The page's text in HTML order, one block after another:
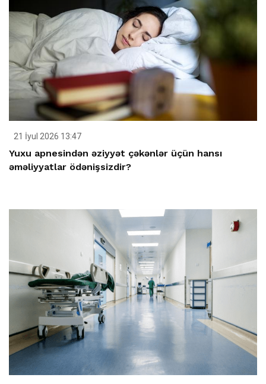
21 İyul 2026 13:47
Yuxu apnesindən əziyyət çəkənlər üçün hansı
əməliyyatlar ödənişsizdir?